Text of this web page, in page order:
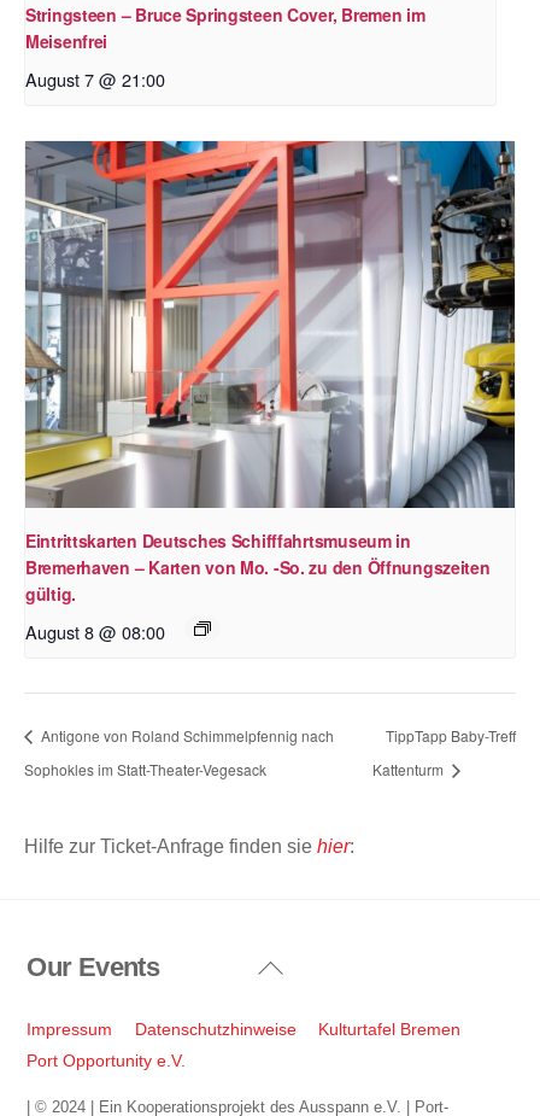
Stringsteen – Bruce Springsteen Cover, Bremen im
Meisenfrei
August 7 @ 21:00
Eintrittskarten Deutsches Schifffahrtsmuseum in
Bremerhaven – Karten von Mo. -So. zu den Öffnungszeiten
gültig.
August 8 @ 08:00
Antigone von Roland Schimmelpfennig nach
Sophokles im Statt-Theater-Vegesack
TippTapp Baby-Treff
Kattenturm
Hilfe zur Ticket-Anfrage finden sie hier:
Back
Top
Our Events
Impressum Datenschutzhinweise
Kulturtafel Bremen
Port Opportunity e.V.
| © 2024 | Ein Kooperationsprojekt des Ausspann e.V. | Port-